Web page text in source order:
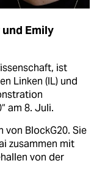
Emily
ist
Linken (IL) und
am 8. Juli.
von BlockG20. Sie
zusammen mit
von der